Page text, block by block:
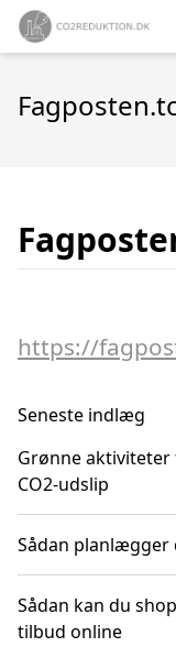
https://
Seneste indlæg
Grønne
CO2-udslip
Sådan planlægger
Sådan kan du
tilbud online